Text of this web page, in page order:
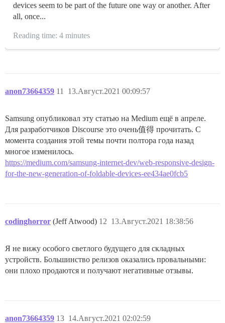
devices seem to be part of the future one way or another. After
all, once...
Reading time: 4 minutes
anon73664359 13.Август.2021 00:09:57
11
Samsung опубликовал эту статью на Medium ещё в апреле.
Для разработчиков Discourse это очень值得 прочитать. С
момента создания этой темы почти полтора года назад
многое изменилось.
https://medium.com/samsung-internet-dev/web-responsive-design-
for-the-new-generation-of-foldable-devices-ee434ae0fcb5
codinghorror (Jeff Atwood) 13.Август.2021 18:38:56
12
Я не вижу особого светлого будущего для складных
устройств. Большинство релизов оказались провальными:
они плохо продаются и получают негативные отзывы.
anon73664359 14.Август.2021 02:02:59
13